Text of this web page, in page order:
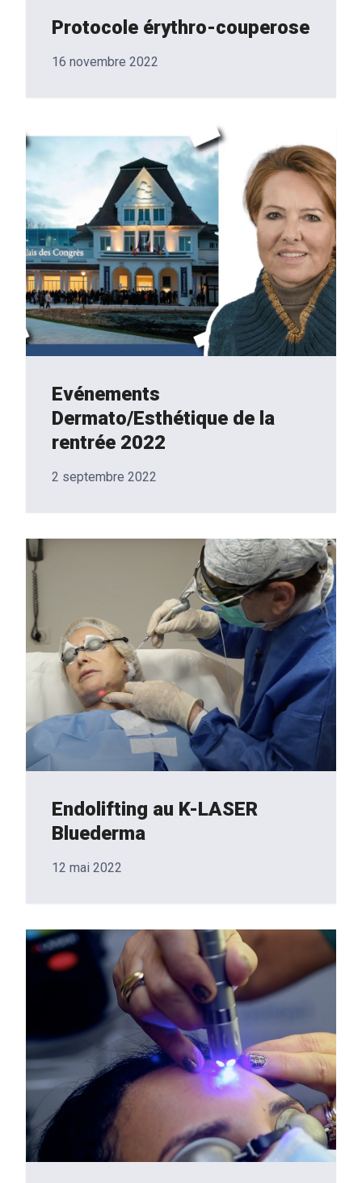
Protocole érythro-couperose
16 novembre 2022
Evénements
Dermato/Esthétique de la
rentrée 2022
2 septembre 2022
Endolifting au K-LASER
Bluederma
12 mai 2022